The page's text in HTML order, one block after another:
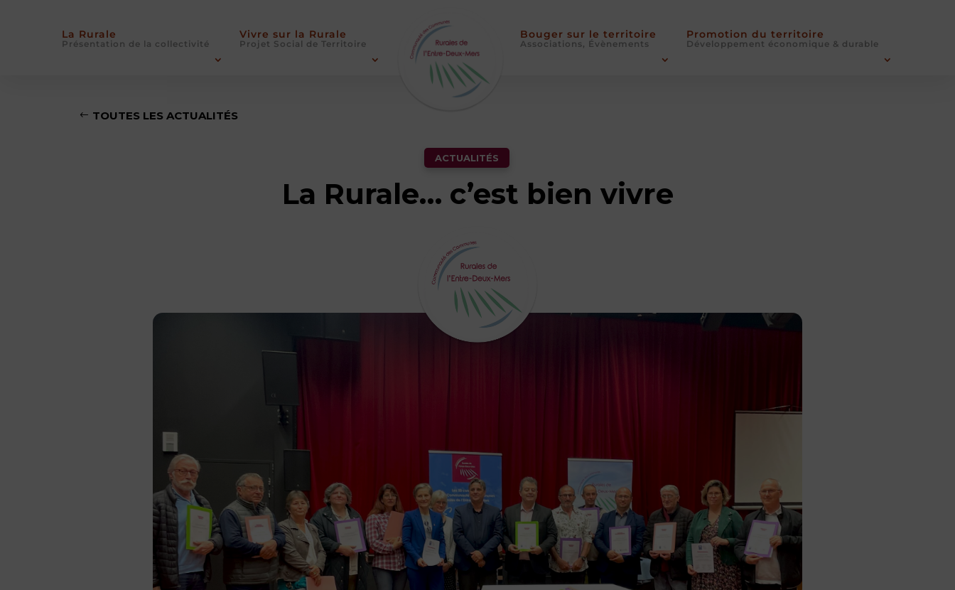
La Rurale
Présentation de la collectivité
Vivre sur la Rurale
Projet Social de Territoire
Bouger sur le territoire
Associations, Évènements
Promotion du territoire
Développement économique & durable
TOUTES LES ACTUALITÉS
ACTUALITÉS
La Rurale… c’est bien vivre